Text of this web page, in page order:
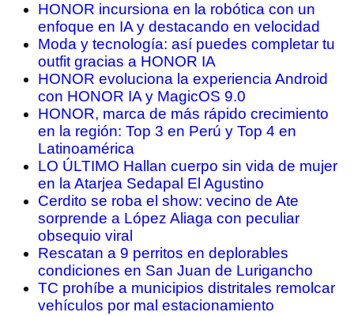
HONOR incursiona en la robótica con un
enfoque en IA y destacando en velocidad
Moda y tecnología: así puedes completar tu
outfit gracias a HONOR IA
HONOR evoluciona la experiencia Android
con HONOR IA y MagicOS 9.0
HONOR, marca de más rápido crecimiento
en la región: Top 3 en Perú y Top 4 en
Latinoamérica
LO ÚLTIMO Hallan cuerpo sin vida de mujer
en la Atarjea Sedapal El Agustino
Cerdito se roba el show: vecino de Ate
sorprende a López Aliaga con peculiar
obsequio viral
Rescatan a 9 perritos en deplorables
condiciones en San Juan de Lurigancho
TC prohíbe a municipios distritales remolcar
vehículos por mal estacionamiento